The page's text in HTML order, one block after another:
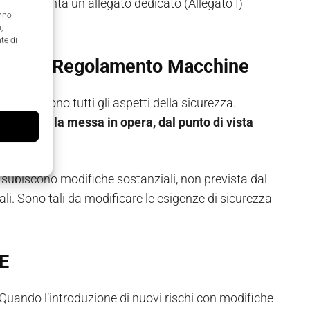
di
presenta un allegato dedicato (Allegato I)
Regolamento Macchine
investono tutti gli aspetti della sicurezza.
e nella messa in opera, dal punto di vista
modifiche sostanziali, non prevista dal
Sono tali da modificare le esigenze di sicurezza
l’introduzione di nuovi rischi con modifiche